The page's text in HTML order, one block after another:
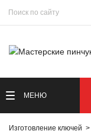
МЕНЮ
Изготовление ключей